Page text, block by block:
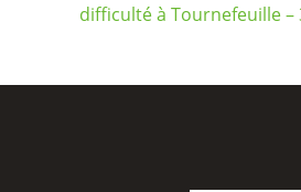
difficulté à Tournefeuille –